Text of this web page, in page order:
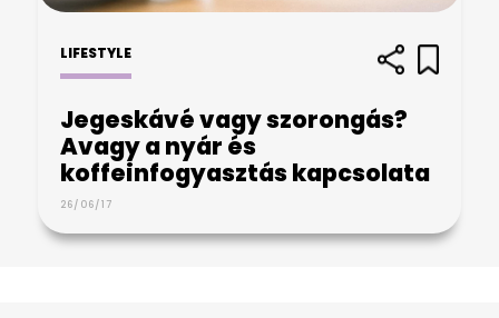
LIFESTYLE
Jegeskávé vagy szorongás?
Avagy a nyár és
koffeinfogyasztás kapcsolata
26/06/17